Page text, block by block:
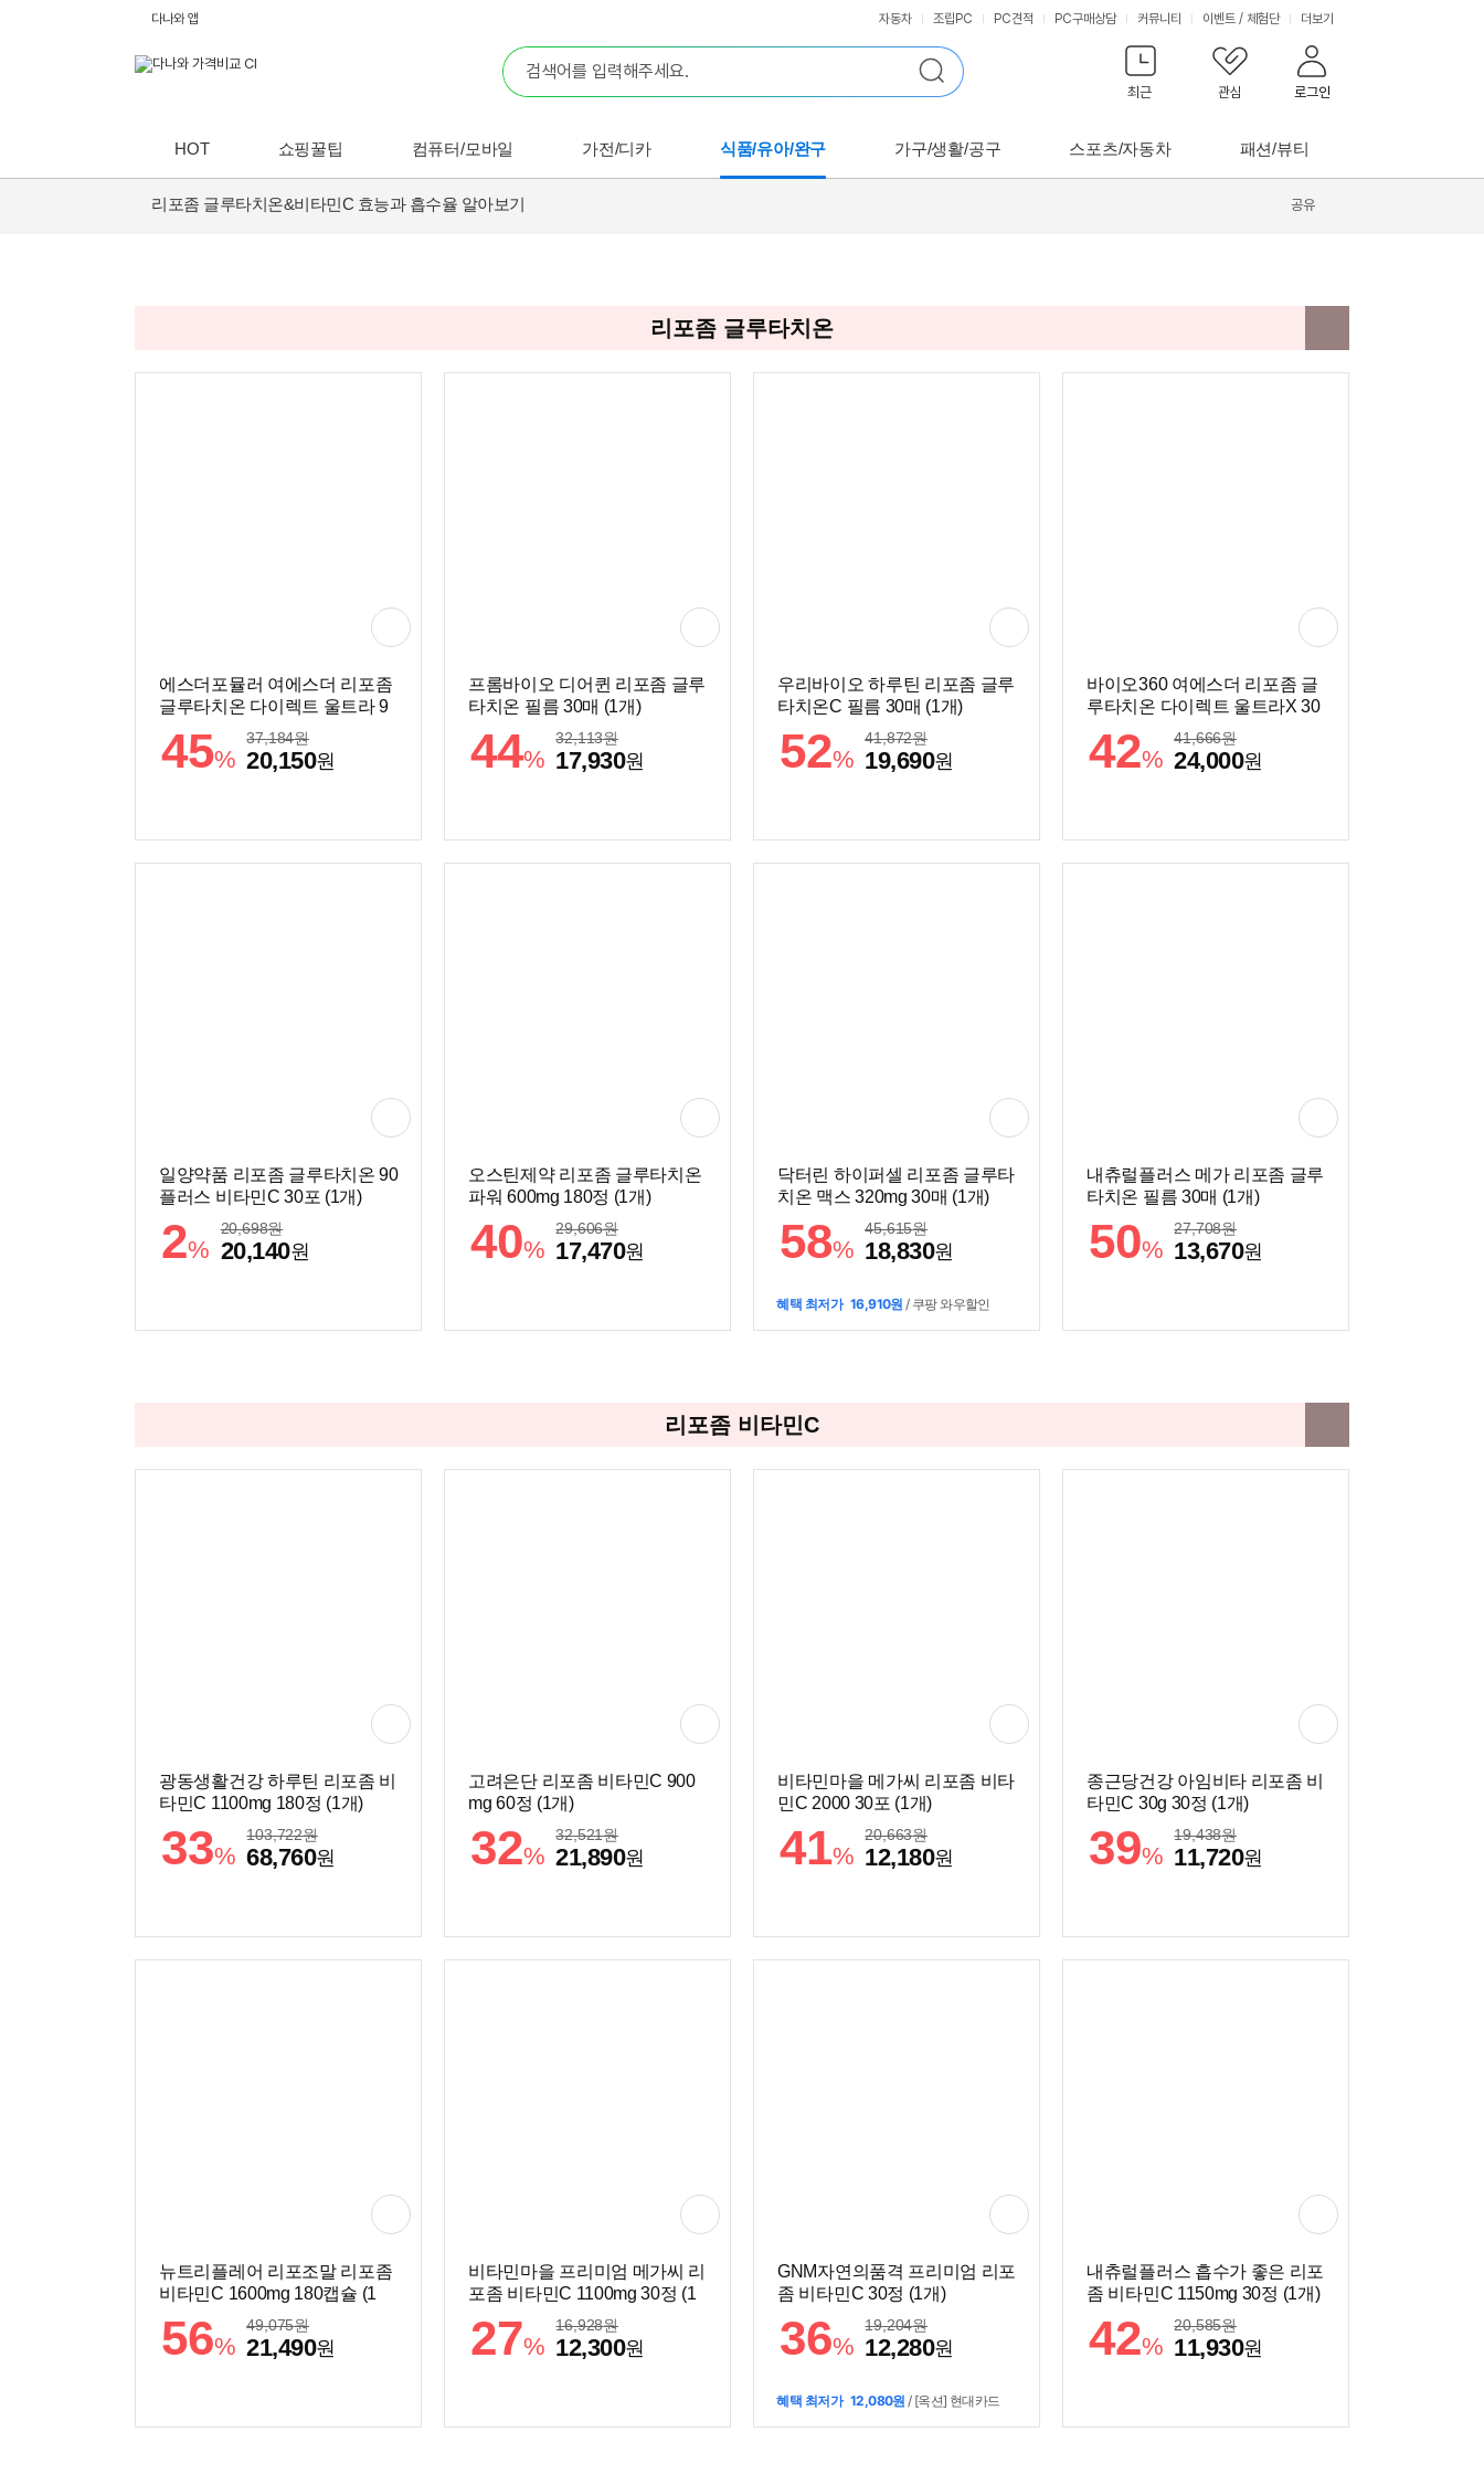
최근 관심 로그인
다나와 앱 자동차 조립PC PC견적 PC구매상담 커뮤니티 이벤트 / 체험단 더보기
HOT 쇼핑꿀팁 컴퓨터/모바일 가전/디카 식품/유아/완구 가구/생활/공구 스포츠/자동차 패션/뷰티
리포좀 글루타치온&비타민C 효능과 흡수율 알아보기 공유
리포좀 글루타치온
에스더포뮬러 여에스더 리포좀
글루타치온 다이렉트 울트라 9
X 30매(1개)
45%
37,184원
20,150원
프롬바이오 디어퀸 리포좀 글루
타치온 필름 30매 (1개)
44%
32,113원
17,930원
우리바이오 하루틴 리포좀 글루
타치온C 필름 30매 (1개)
52%
41,872원
19,690원
바이오360 여에스더 리포좀 글
루타치온 다이렉트 울트라X 30
42%
41,666원
24,000원
일양약품 리포좀 글루타치온 90
플러스 비타민C 30포 (1개)
2%
20,698원
20,140원
오스틴제약 리포좀 글루타치온
파워 600mg 180정 (1개)
40%
29,606원
17,470원
닥터린 하이퍼셀 리포좀 글루타
치온 맥스 320mg 30매 (1개)
58%
45,615원
18,830원
혜택 최저가 16,910원 / 쿠팡 와우할인
내츄럴플러스 메가 리포좀 글루
타치온 필름 30매 (1개)
50%
27,708원
13,670원
리포좀 비타민C
광동생활건강 하루틴 리포좀 비
타민C 1100mg 180정 (1개)
33%
103,722원
68,760원
고려은단 리포좀 비타민C 900
mg 60정 (1개)
32%
32,521원
21,890원
비타민마을 메가씨 리포좀 비타
민C 2000 30포 (1개)
41%
20,663원
12,180원
종근당건강 아임비타 리포좀 비
타민C 30g 30정 (1개)
39%
19,438원
11,720원
뉴트리플레어 리포조말 리포좀
비타민C 1600mg 180캡슐 (1
56%
49,075원
21,490원
비타민마을 프리미엄 메가씨 리
포좀 비타민C 1100mg 30정 (1
27%
16,928원
12,300원
GNM자연의품격 프리미엄 리포
좀 비타민C 30정 (1개)
36%
19,204원
12,280원
혜택 최저가 12,080원 / [옥션] 현대카드
내츄럴플러스 흡수가 좋은 리포
좀 비타민C 1150mg 30정 (1개)
42%
20,585원
11,930원